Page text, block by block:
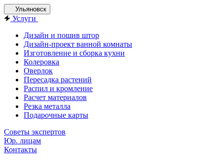
Ульяновск
Услуги
Дизайн и пошив штор
Дизайн-проект ванной комнаты
Изготовление и сборка кухни
Колеровка
Оверлок
Пересадка растений
Распил и кромление
Расчет материалов
Резка металла
Подарочные карты
Советы экспертов
Юр. лицам
Контакты